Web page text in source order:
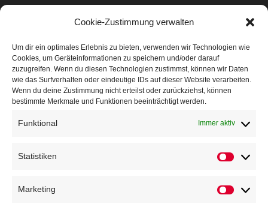
Cookie-Zustimmung verwalten
Um dir ein optimales Erlebnis zu bieten, verwenden wir Technologien wie
Cookies, um Geräteinformationen zu speichern und/oder darauf
zuzugreifen. Wenn du diesen Technologien zustimmst, können wir Daten
wie das Surfverhalten oder eindeutige IDs auf dieser Website verarbeiten.
Wenn du deine Zustimmung nicht erteilst oder zurückziehst, können
bestimmte Merkmale und Funktionen beeinträchtigt werden.
Funktional Immer aktiv
Statistiken
Marketing
Veranstaltungen
Höffner Run
Kindersportfest